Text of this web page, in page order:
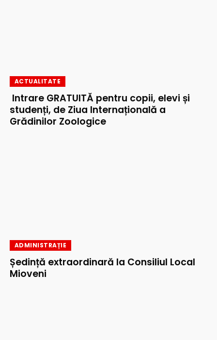
ACTUALITATE
Intrare GRATUITĂ pentru copii, elevi și
studenți, de Ziua Internațională a
Grădinilor Zoologice
ADMINISTRAȚIE
Ședință extraordinară la Consiliul Local
Mioveni